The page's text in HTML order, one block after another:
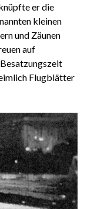
er die
kleinen
und Zäunen
auf
Flugblätter